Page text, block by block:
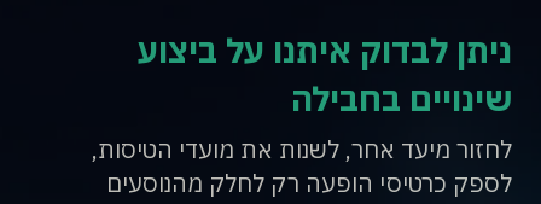
ניתן לבדוק איתנו על ביצוע
שינויים בחבילה
לחזור מיעד אחר, לשנות את מועדי הטיסות,
לספק כרטיסי הופעה רק לחלק מהנוסעים